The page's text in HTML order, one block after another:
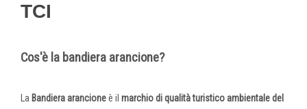
TCI
Cos'è la bandiera arancione?
La Bandiera arancioneè il marchio di qualità turistico ambientale del